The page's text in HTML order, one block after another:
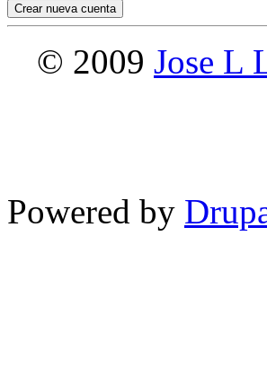
© 2009 Jose L
Powered by